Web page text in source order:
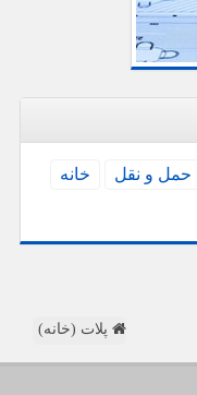
حمل و نقل
خانه
پلات (خانه)